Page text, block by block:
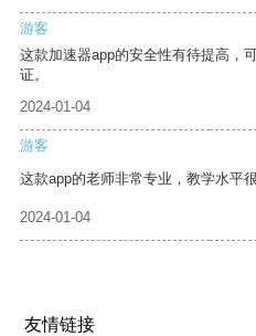
游客
这款加速器app的安全性有待提高，
证。
2024-01-04
游客
这款app的老师非常专业，教学水平
2024-01-04
友情链接